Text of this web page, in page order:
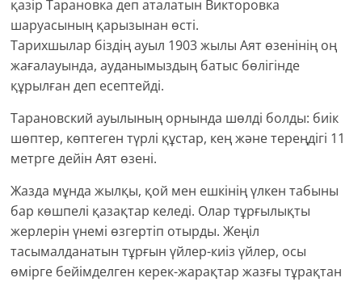
қазір Тарановка деп аталатын Викторовка
шаруасының қарызынан өсті.
Тарихшылар біздің ауыл 1903 жылы Аят өзенінің оң
жағалауында, ауданымыздың батыс бөлігінде
құрылған деп есептейді.
Тарановский ауылының орнында шөлді болды: биік
шөптер, көптеген түрлі құстар, кең және тереңдігі 11
метрге дейін Аят өзені.
Жазда мұнда жылқы, қой мен ешкінің үлкен табыны
бар көшпелі қазақтар келеді. Олар тұрғылықты
жерлерін үнемі өзгертіп отырды. Жеңіл
тасымалданатын тұрғын үйлер-киіз үйлер, осы
өмірге бейімделген керек-жарақтар жазғы тұрақтан